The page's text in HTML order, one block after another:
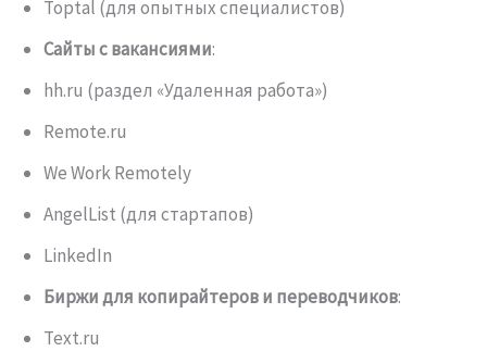
Toptal (для опытных специалистов)
Сайты с вакансиями:
hh.ru (раздел «Удаленная работа»)
Remote.ru
We Work Remotely
AngelList (для стартапов)
LinkedIn
Биржи для копирайтеров и переводчиков:
Text.ru